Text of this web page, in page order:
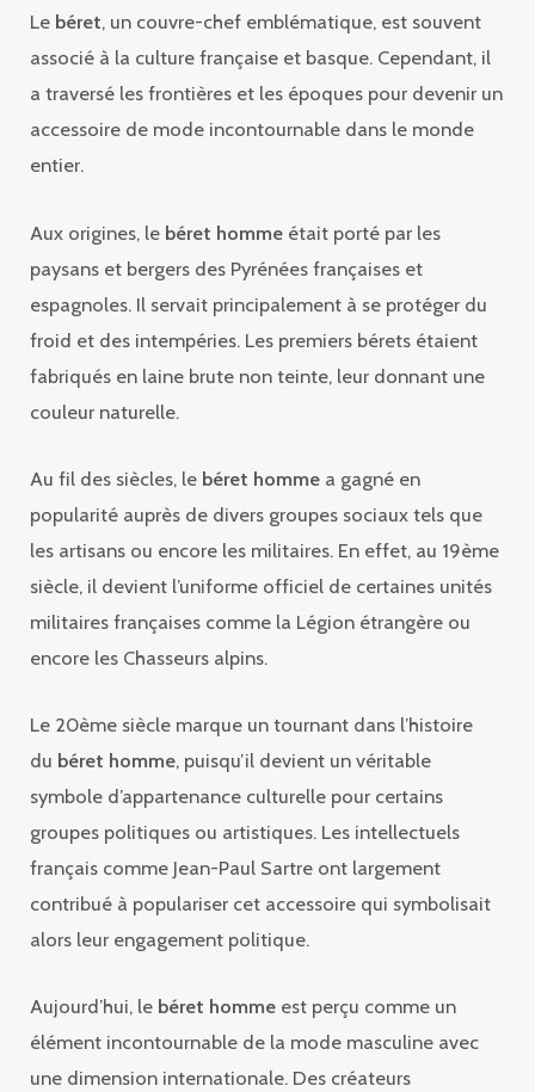
Le béret, un couvre-chef emblématique, est souvent
associé à la culture française et basque. Cependant, il
a traversé les frontières et les époques pour devenir un
accessoire de mode incontournable dans le monde
entier.
Aux origines, le béret homme était porté par les
paysans et bergers des Pyrénées françaises et
espagnoles. Il servait principalement à se protéger du
froid et des intempéries. Les premiers bérets étaient
fabriqués en laine brute non teinte, leur donnant une
couleur naturelle.
Au fil des siècles, le béret homme a gagné en
popularité auprès de divers groupes sociaux tels que
les artisans ou encore les militaires. En effet, au 19ème
siècle, il devient l’uniforme officiel de certaines unités
militaires françaises comme la Légion étrangère ou
encore les Chasseurs alpins.
Le 20ème siècle marque un tournant dans l’histoire
du béret homme, puisqu’il devient un véritable
symbole d’appartenance culturelle pour certains
groupes politiques ou artistiques. Les intellectuels
français comme Jean-Paul Sartre ont largement
contribué à populariser cet accessoire qui symbolisait
alors leur engagement politique.
Aujourd’hui, le béret homme est perçu comme un
élément incontournable de la mode masculine avec
une dimension internationale. Des créateurs